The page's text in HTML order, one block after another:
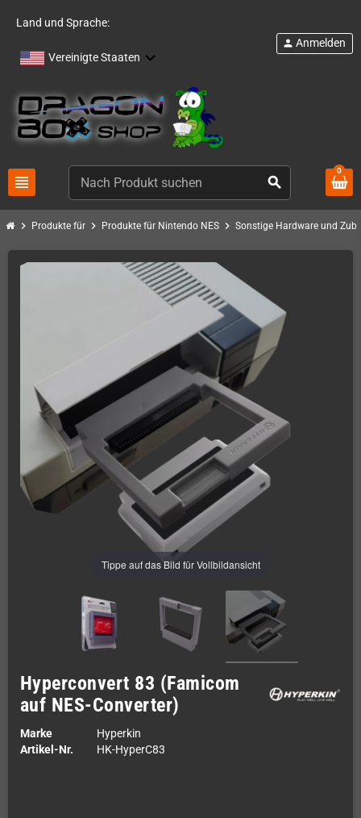
Land und Sprache:
Vereinigte Staaten
view_headline search
person Anmelden
0
chevron_right Produkte für chevron_right Produkte für Nintendo NES chevron_right Sonstige Hardware und
Tippe auf das Bild für Vollbildansicht
Hyperconvert 83 (Famicom
auf NES-Converter)
Marke
Hyperkin
Artikel-Nr.
HK-HyperC83